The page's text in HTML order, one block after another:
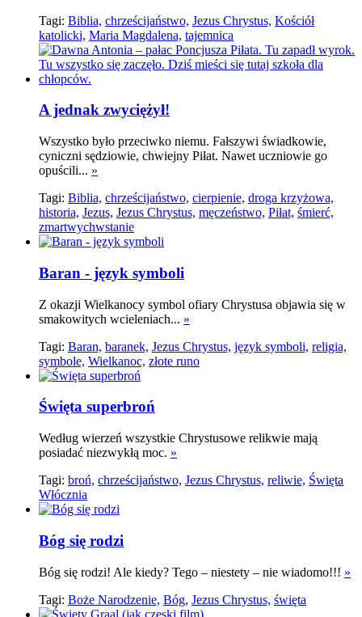
Tagi: Biblia, chrześcijaństwo, Jezus Chrystus, Kościół
katolicki, Maria Magdalena, tajemnica
A jednak zwyciężył!
Wszystko było przeciwko niemu. Fałszywi świadkowie,
cyniczni sędziowie, chwiejny Piłat. Nawet uczniowie go
opuścili... »
Tagi: Biblia, chrześcijaństwo, cierpienie, droga krzyżowa,
historia, Jezus, Jezus Chrystus, męczeństwo, Piłat, śmierć,
zmartwychwstanie
Baran - język symboli
Z okazji Wielkanocy symbol ofiary Chrystusa objawia się w
smakowitych wcieleniach... »
Tagi: Baran, baranek, Jezus Chrystus, język symboli, religia,
symbole, Wielkanoc, złote runo
Święta superbroń
Według wierzeń wszystkie Chrystusowe relikwie mają
posiadać niezwykłą moc. »
Tagi: broń, chrześcijaństwo, Jezus Chrystus, reliwie, Święta
Włócznia
Bóg się rodzi
Bóg się rodzi! Ale kiedy? Tego – niestety – nie wiadomo!!! »
Tagi: Boże Narodzenie, Bóg, Jezus Chrystus, święta